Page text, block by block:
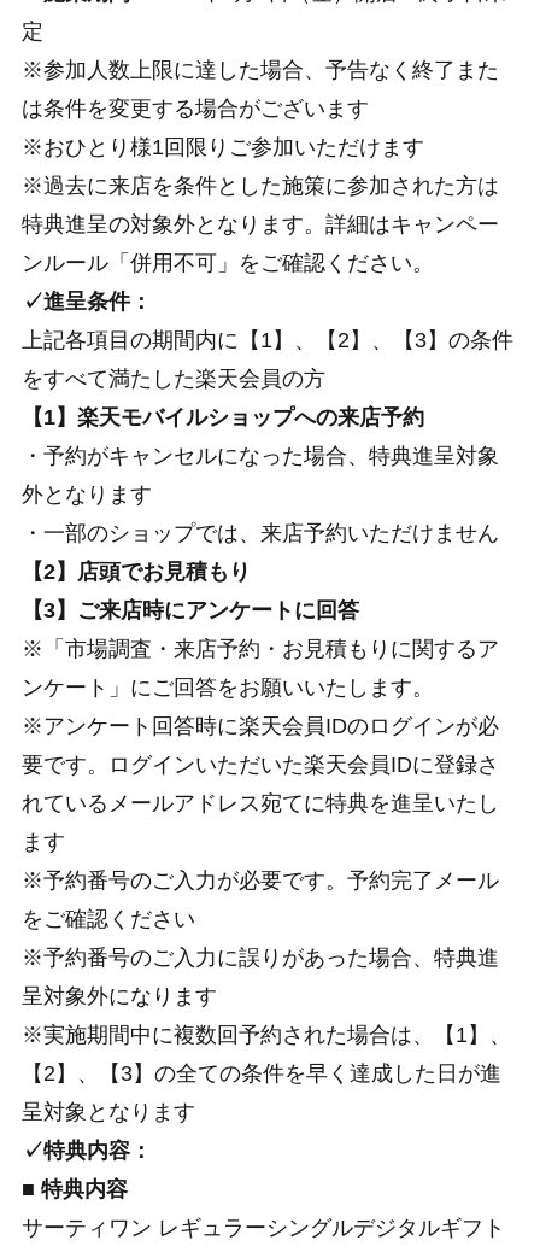
定
※参加人数上限に達した場合、予告なく終了また
は条件を変更する場合がございます
※おひとり様1回限りご参加いただけます
※過去に来店を条件とした施策に参加された方は
特典進呈の対象外となります。詳細はキャンペー
ンルール「併用不可」をご確認ください。
✓進呈条件：
上記各項目の期間内に【1】、【2】、【3】の条件
をすべて満たした楽天会員の方
【1】楽天モバイルショップへの来店予約
・予約がキャンセルになった場合、特典進呈対象
外となります
・一部のショップでは、来店予約いただけません
【2】店頭でお見積もり
【3】ご来店時にアンケートに回答
※「市場調査・来店予約・お見積もりに関するア
ンケート」にご回答をお願いいたします。
※アンケート回答時に楽天会員IDのログインが必
要です。ログインいただいた楽天会員IDに登録さ
れているメールアドレス宛てに特典を進呈いたし
ます
※予約番号のご入力が必要です。予約完了メール
をご確認ください
※予約番号のご入力に誤りがあった場合、特典進
呈対象外になります
※実施期間中に複数回予約された場合は、【1】、
【2】、【3】の全ての条件を早く達成した日が進
呈対象となります
✓特典内容：
■ 特典内容
サーティワン レギュラーシングルデジタルギフト